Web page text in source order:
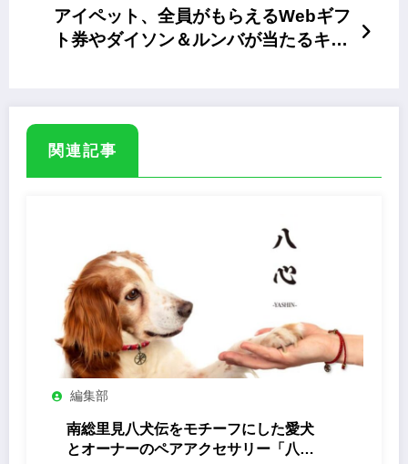
アイペット、全員がもらえるWebギフ
ト券やダイソン＆ルンバが当たるキャ
関連記事
編集部
南総里見八犬伝をモチーフにした愛犬
とオーナーのペアアクセサリー「八心